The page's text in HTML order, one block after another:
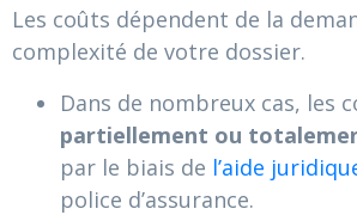
Les coûts dépendent de la
complexité de votre dossier.
Dans de nombreux cas, les
partiellement ou
par le biais de l’aide
police d’assurance.